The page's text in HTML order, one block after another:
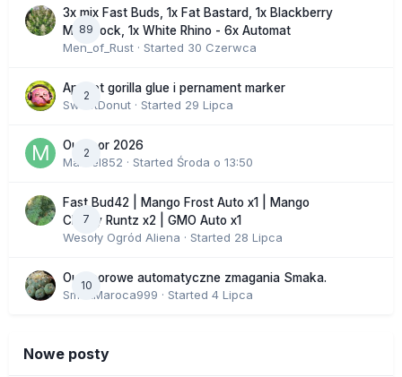
89
3x mix Fast Buds, 1x Fat Bastard, 1x Blackberry
Moonrock, 1x White Rhino - 6x Automat
Men_of_Rust · Started 30 Czerwca
2
Apricot gorilla glue i pernament marker
SweetDonut · Started 29 Lipca
2
Outdoor 2026
Marcel852 · Started Środa o 13:50
7
Fast Bud42 | Mango Frost Auto x1 | Mango
Cherry Runtz x2 | GMO Auto x1
Wesoły Ogród Aliena · Started 28 Lipca
10
Outdoorowe automatyczne zmagania Smaka.
SmakMaroca999 · Started 4 Lipca
Nowe posty